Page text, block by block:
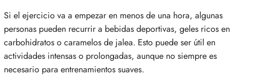
Si el ejercicio va a empezar en menos de una hora, algunas
personas pueden recurrir a bebidas deportivas, geles ricos en
carbohidratos o caramelos de jalea. Esto puede ser útil en
actividades intensas o prolongadas, aunque no siempre es
necesario para entrenamientos suaves.